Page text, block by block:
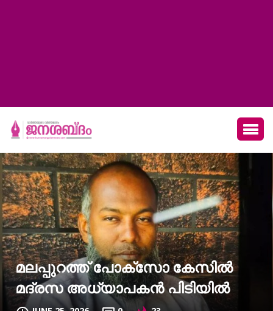
മലപ്പുറത്ത് പോക്‌സോ കേസില്‍
മദ്രസ അധ്യാപകന്‍ പിടിയില്‍